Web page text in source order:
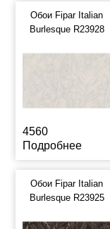
Обои Fipar Italian
Burlesque R23928
4560
Подробнее
Обои Fipar Italian
Burlesque R23925